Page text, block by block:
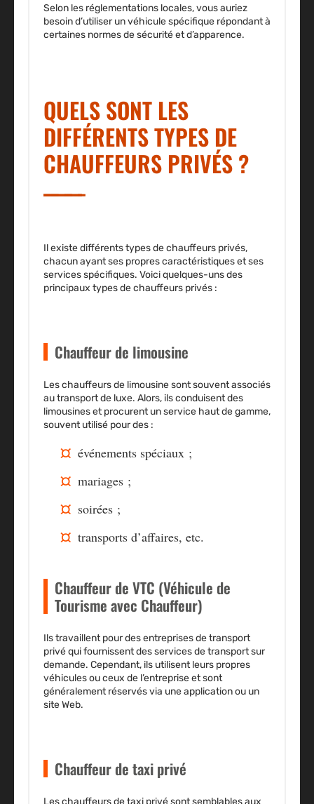
Selon les réglementations locales, vous auriez
besoin d’utiliser un véhicule spécifique répondant à
certaines normes de sécurité et d’apparence.
QUELS SONT LES
DIFFÉRENTS TYPES DE
CHAUFFEURS PRIVÉS ?
Il existe différents types de chauffeurs privés,
chacun ayant ses propres caractéristiques et ses
services spécifiques. Voici quelques-uns des
principaux types de chauffeurs privés :
Chauffeur de limousine
Les chauffeurs de limousine sont souvent associés
autransport de luxe. Alors, ils conduisent des
limousines et procurent unservice haut de gamme,
souvent utilisé pour des :
événements spéciaux ;
mariages ;
soirées ;
transports d’affaires, etc.
Chauffeur de VTC (Véhicule de
Tourisme avec Chauffeur)
Ils travaillent pour des entreprises de transport
privé quifournissent des services de transport sur
demande. Cependant, ils utilisent leurs propres
véhicules ou ceux de l’entreprise et sont
généralement réservés via une application ou un
site Web.
Chauffeur de taxi privé
Les chauffeurs de taxi privé sontsemblables aux